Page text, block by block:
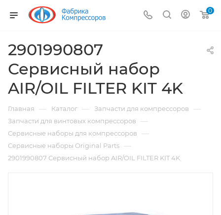
0
2901990807
Сервисный набор
AIR/OIL FILTER KIT 4K
Главная — Каталог — Запчасти для компрессоров —
Запчасти для винтовых компрессоров —
Сервисные наборы для компрессоров —
Сервисные наборы Original Parts —
2901990807 Сервисный набор AIR/OIL FILTER KIT 4K